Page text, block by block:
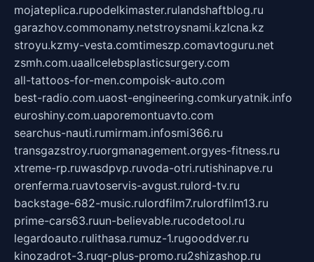
mojateplica.rupodelkimaster.rulandshaftblog.ru
garazhov.commonamy.netstroysnami.kzlcna.kz
stroyu.kzmy-vesta.comtimeszp.comavtoguru.net
zsmh.com.uaallcelebsplasticsurgery.com
all-tattoos-for-men.compoisk-auto.com
best-radio.com.uaost-engineering.comkuryatnik.info
euroshiny.com.uaporemontuavto.com
searchus-nauti.rumirmam.infosmi366.ru
transgazstroy.ruorgmanagement.orgyes-fitness.ru
xtreme-rp.ruwasdpvp.ruvoda-otri.rutishinapve.ru
orenferma.ruavtoservis-avgust.rulord-tv.ru
backstage-682-music.rulordfilm7.rulordfilm13.ru
prime-cars63.ruun-believable.rucodetool.ru
legardoauto.rulithasa.rumuz-1.rugooddver.ru
kinozadrot-3.ruqr-plus-promo.ru2shizashop.ru